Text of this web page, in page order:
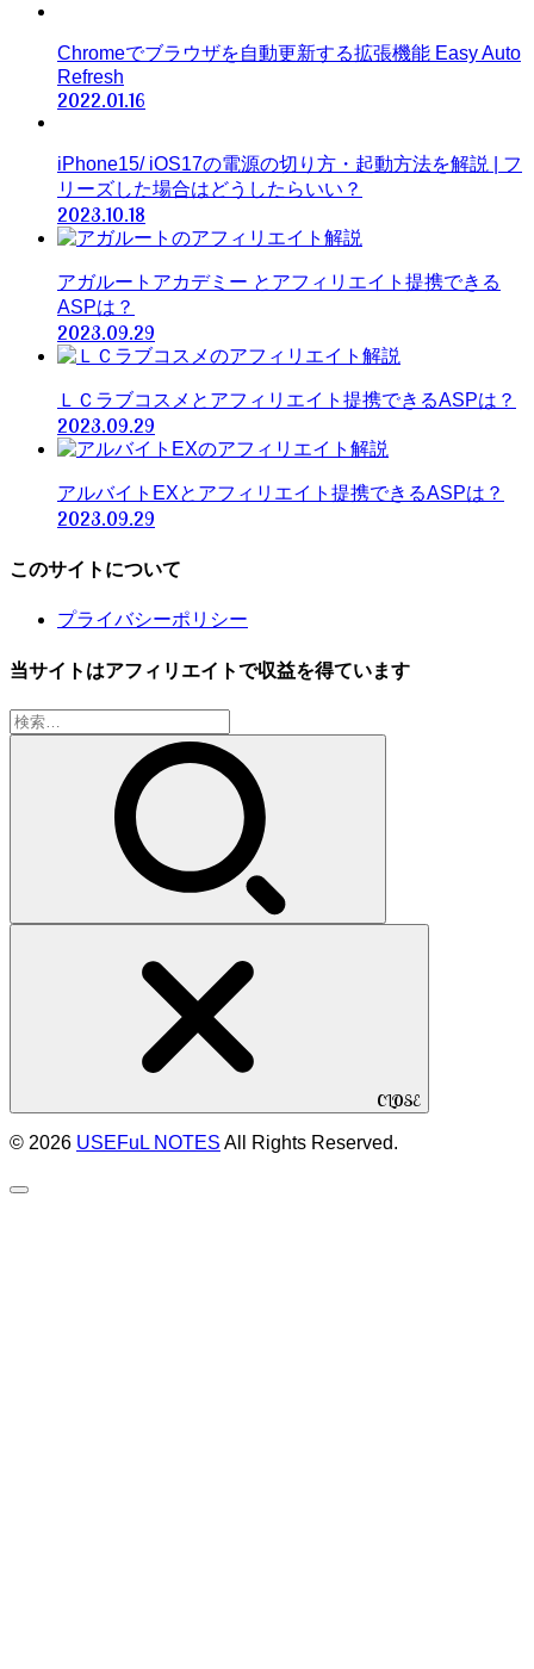
Chromeでブラウザを自動更新する拡張機能 Easy Auto
Refresh
2022.01.16
iPhone15/ iOS17の電源の切り方・起動方法を解説 | フ
リーズした場合はどうしたらいい？
2023.10.18
アガルートアカデミー とアフィリエイト提携できる
ASPは？
2023.09.29
ＬＣラブコスメとアフィリエイト提携できるASPは？
2023.09.29
アルバイトEXとアフィリエイト提携できるASPは？
2023.09.29
このサイトについて
プライバシーポリシー
当サイトはアフィリエイトで収益を得ています
検
索:
CLOSE
© 2026 USEFuL NOTES All Rights Reserved.